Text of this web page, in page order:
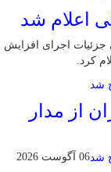
اعلام شد
جزئیات اجرای افزایش
کرد.
از مدار
06 آگوست 2026